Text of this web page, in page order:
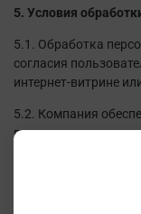
5. Условия
5.1. Обработка
согласия
интернет-витрине
5.2. Компания
персональных
5.3. Персональные
передаче третьим